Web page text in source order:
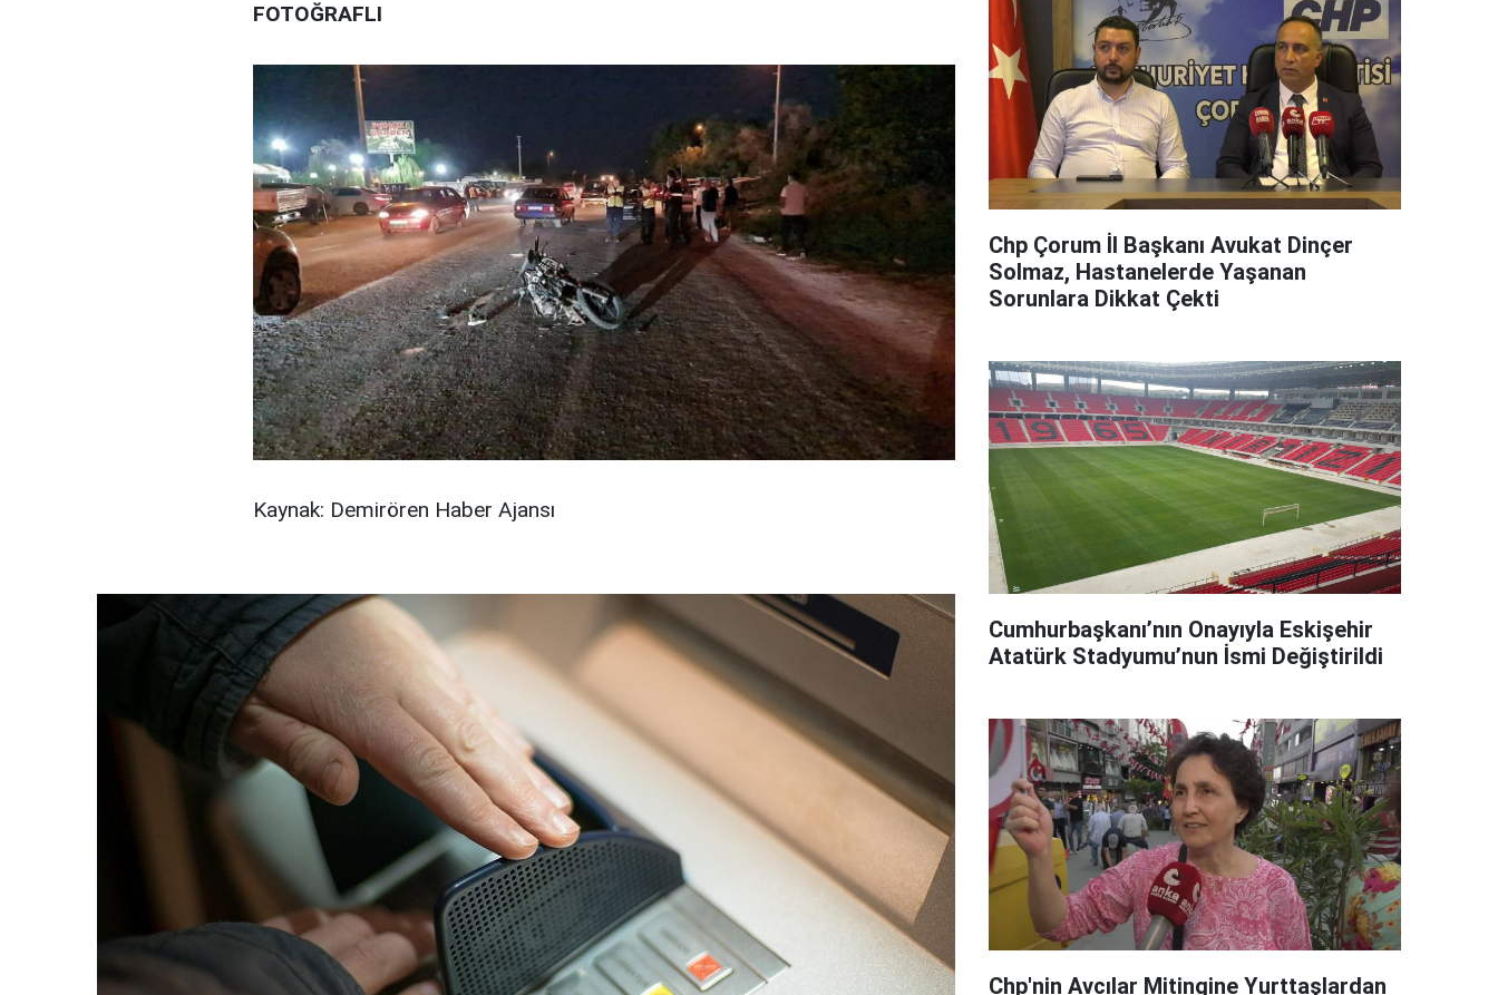
FOTOĞRAFLI
Kaynak: Demirören Haber Ajansı
Chp Çorum İl Başkanı Avukat Dinçer
Solmaz, Hastanelerde Yaşanan
Sorunlara Dikkat Çekti
Cumhurbaşkanı’nın Onayıyla Eskişehir
Atatürk Stadyumu’nun İsmi Değiştirildi
Chp'nin Avcılar Mitingine Yurttaşlardan